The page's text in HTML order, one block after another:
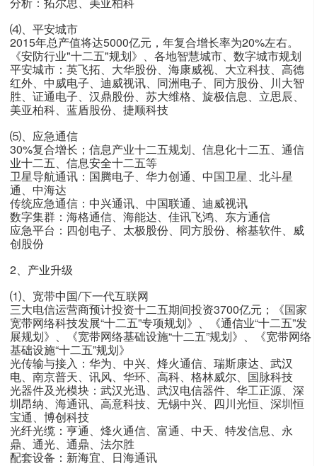
⑷、平安城市
2015年总产值将达5000亿元，年复合增长率为20%左右。
《安防行业"十二五"规划》、各地智慧城市、数字城市规划
平安城市：英飞拓、大华股份、海康威视、大立科技、高德
红外、中威电子、迪威视讯、同洲电子、同方股份、川大智
胜、证通电子、汉鼎股份、苏大维格、旋极信息、立思辰、
美亚柏科、蓝盾股份、捷顺科技
⑸、应急通信
30%复合增长；信息产业十二五规划、信息化十二五、通信
业十二五、信息安全十二五等
卫星导航通讯：国腾电子、华力创通、中国卫星、北斗星
通、中海达
传统应急通信：中兴通讯、中国联通、迪威视讯
数字集群：海格通信、海能达、佳讯飞鸿、东方通信
应急平台：四创电子、太极股份、同方股份、榕基软件、威
创股份
2、产业升级
⑴、宽带中国/下一代互联网
三大电信运营商预计投资十二五期间投资3700亿元；《国家
宽带网络科技发展“十二五”专项规划》、《通信业“十二五”发
展规划》、《宽带网络基础设施“十二五”规划》、《宽带网络
基础设施“十二五”规划》
光传输与接入：华为、中兴、烽火通信、瑞斯康达、武汉
电、南京普天、讯风、华环、高科、格林威尔、国脉科技
光器件及光模块：武汉光迅、武汉电信器件、华工正源、深
圳昂纳、海通讯、高意科技、无锡中兴、四川光恒、深圳恒
宝通、博创科技
光纤光缆：亨通、烽火通信、富通、中天、特发信息、永
鼎、通光、通鼎、法尔胜
配套设备：新海宜、日海通讯